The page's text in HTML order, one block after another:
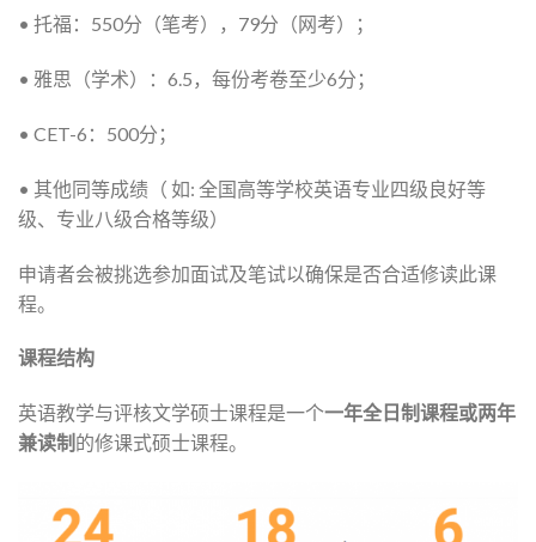
• 托福：550分（笔考），79分（网考）；
• 雅思（学术）：6.5，每份考卷至少6分；
• CET-6：500分；
• 其他同等成绩（ 如: 全国高等学校英语专业四级良好等
级、专业八级合格等级）
申请者会被挑选参加面试及笔试以确保是否合适修读此课
程。
课程结构
英语教学与评核文学硕士课程是一个一年全日制课程或两年
兼读制 的修课式硕士课程。